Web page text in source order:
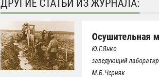
ДРУГИЕ СТАТЬИ ИЗ ЖУРНАЛА:
Осушительная
Ю.Г.Янко
заведующий
М.Б.Черняк